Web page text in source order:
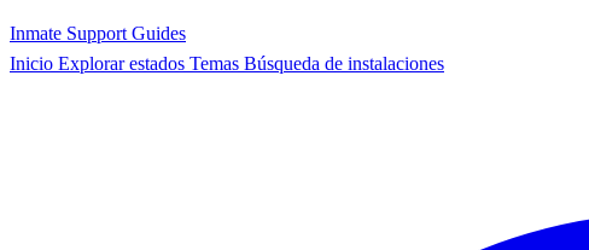
Inmate Support Guides
Inicio Explorar estados Temas Búsqueda de instalaciones